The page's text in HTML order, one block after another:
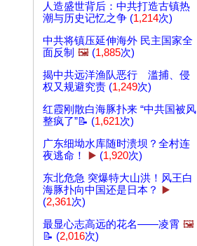
人造盛世背后：中共打造古镇热
潮与历史记忆之争 (1,214次)
中共将镇压延伸海外 民主国家全
面反制 🖼️ (1,885次)
揭中共远洋渔队恶行 滥捕、侵
权又规避究责 (1,249次)
红霞刚散白海豚扑来 “中共国被风
整疯了”📝 (1,621次)
广东细坳水库随时溃坝？全村连
夜逃命！
▶️ (1,920次)
东北危急 突爆特大山洪！风王白
海豚扑向中国还是日本？
▶️
(2,361次)
最显心志高远的花名——凌霄 🖼️
📝 (2,016次)